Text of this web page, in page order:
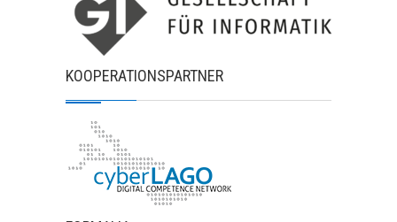
KOOPERATIONSPARTNER